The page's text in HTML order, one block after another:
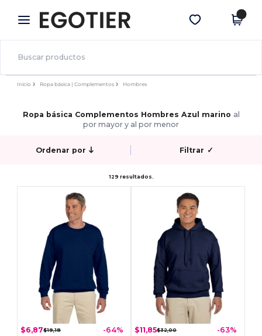
× App de Egotier
¡Mejores precios en app!
Descargar app
Inicio Ropa básica | Complementos Hombres
Ropa básica Complementos Hombres Azul marino al
por mayor y al por menor
Ordenar por Filtrar ✓
129 resultados.
$6,87$19,18 -64% $11,85$32,00 -63%